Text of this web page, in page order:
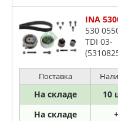
INA
530
TDI 03-
Поставка
На складе 10
На складе +